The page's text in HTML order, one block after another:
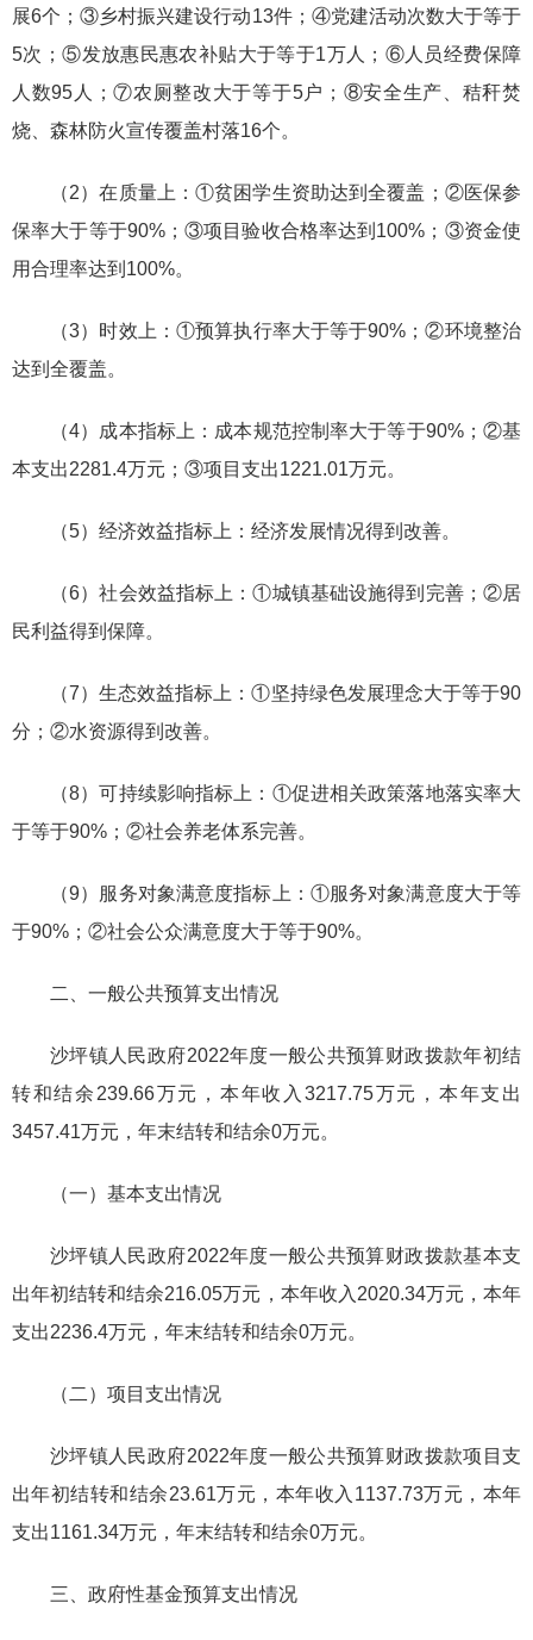
展6个；③乡村振兴建设行动13件；④党建活动次数大于等于
5次；⑤发放惠民惠农补贴大于等于1万人；⑥人员经费保障
人数95人；⑦农厕整改大于等于5户；⑧安全生产、秸秆焚
烧、森林防火宣传覆盖村落16个。
（2）在质量上：①贫困学生资助达到全覆盖；②医保参
保率大于等于90%；③项目验收合格率达到100%；③资金使
用合理率达到100%。
（3）时效上：①预算执行率大于等于90%；②环境整治
达到全覆盖。
（4）成本指标上：成本规范控制率大于等于90%；②基
本支出2281.4万元；③项目支出1221.01万元。
（5）经济效益指标上：经济发展情况得到改善。
（6）社会效益指标上：①城镇基础设施得到完善；②居
民利益得到保障。
（7）生态效益指标上：①坚持绿色发展理念大于等于90
分；②水资源得到改善。
（8）可持续影响指标上：①促进相关政策落地落实率大
于等于90%；②社会养老体系完善。
（9）服务对象满意度指标上：①服务对象满意度大于等
于90%；②社会公众满意度大于等于90%。
二、一般公共预算支出情况
沙坪镇人民政府2022年度一般公共预算财政拨款年初结
转和结余239.66万元，本年收入3217.75万元，本年支出
3457.41万元，年末结转和结余0万元。
（一）基本支出情况
沙坪镇人民政府2022年度一般公共预算财政拨款基本支
出年初结转和结余216.05万元，本年收入2020.34万元，本年
支出2236.4万元，年末结转和结余0万元。
（二）项目支出情况
沙坪镇人民政府2022年度一般公共预算财政拨款项目支
出年初结转和结余23.61万元，本年收入1137.73万元，本年
支出1161.34万元，年末结转和结余0万元。
三、政府性基金预算支出情况